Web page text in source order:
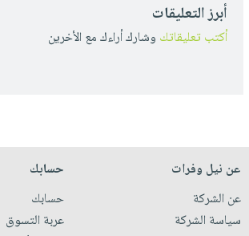
أبرز التعليقات
أكتب تعليقاتك وشارك أراءك مع الأخرين
عن نيل وفرات
عن الشركة
سياسة الشركة
حسابك
حسابك
عربة التسوق